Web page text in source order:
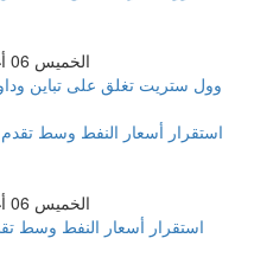
الخميس 06 أغسطس 2026 12:42 صباحاً
وول ستريت تغلق على تباين
الخميس 06 أغسطس 2026 12:42 صباحاً
استقرار أسعار النفط وسط